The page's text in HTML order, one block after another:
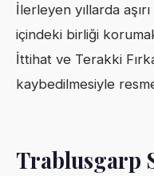
İlerleyen yıllarda
içindeki birliği
İttihat ve Terakki
kaybedilmesiyle
Trablusgarp